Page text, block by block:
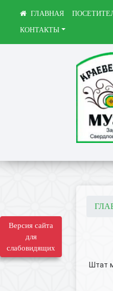
Версия сайта
для
слабовидящих
КОНТАКТЫ
Штат